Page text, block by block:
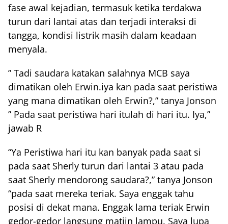
fase awal kejadian, termasuk ketika terdakwa
turun dari lantai atas dan terjadi interaksi di
tangga, kondisi listrik masih dalam keadaan
menyala.
” Tadi saudara katakan salahnya MCB saya
dimatikan oleh Erwin.iya kan pada saat peristiwa
yang mana dimatikan oleh Erwin?,” tanya Jonson
” Pada saat peristiwa hari itulah di hari itu. Iya,”
jawab R
“Ya Peristiwa hari itu kan banyak pada saat si
pada saat Sherly turun dari lantai 3 atau pada
saat Sherly mendorong saudara?,” tanya Jonson
“pada saat mereka teriak. Saya enggak tahu
posisi di dekat mana. Enggak lama teriak Erwin
gedor-gedor langsung matiin lampu. Saya lupa